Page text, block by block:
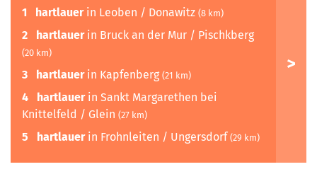
1 hartlauerin Leoben / Donawitz (8 km)
2 hartlauerin Bruck an der Mur / Pischkberg
(20 km)
3 hartlauerin Kapfenberg (21 km)
4 hartlauerin Sankt Margarethen bei
Knittelfeld / Glein (27 km)
5 hartlauerin Frohnleiten / Ungersdorf (29 km)